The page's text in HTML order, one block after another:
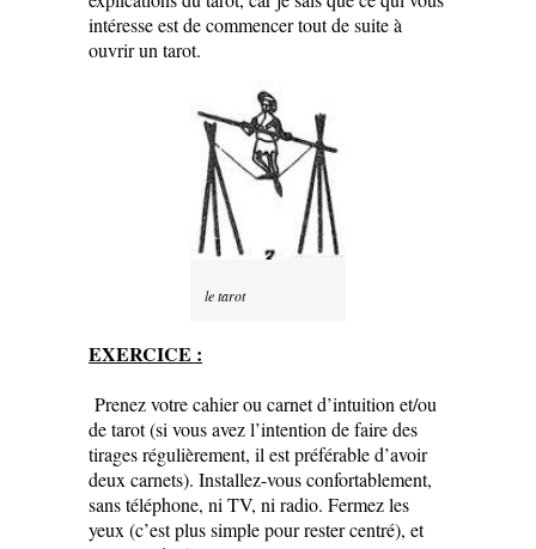
intéresse est de commencer tout de suite à
ouvrir un tarot.
le tarot
EXERCICE :
Prenez votre cahier ou carnet d’intuition et/ou
de tarot (si vous avez l’intention de faire des
tirages régulièrement, il est préférable d’avoir
deux carnets). Installez-vous confortablement,
sans téléphone, ni TV, ni radio. Fermez les
yeux (c’est plus simple pour rester centré), et